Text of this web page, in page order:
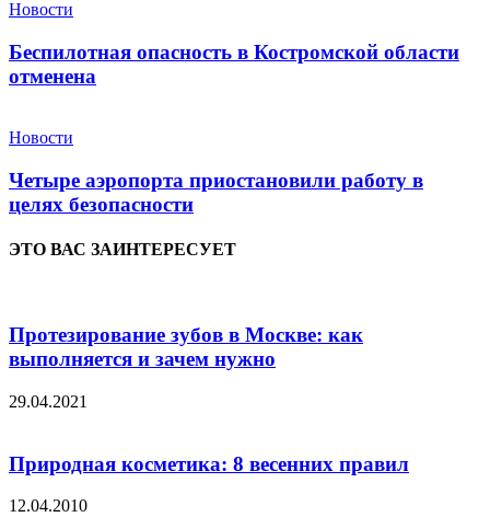
Новости
Беспилотная опасность в Костромской области
отменена
Новости
Четыре аэропорта приостановили работу в
целях безопасности
ЭТО ВАС ЗАИНТЕРЕСУЕТ
Протезирование зубов в Москве: как
выполняется и зачем нужно
29.04.2021
Природная косметика: 8 весенних правил
12.04.2010